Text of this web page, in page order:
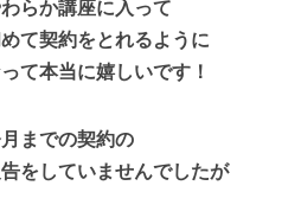
らか講座に入って
て契約をとれるように
て本当に嬉しいです！
までの契約の
をしていませんでしたが